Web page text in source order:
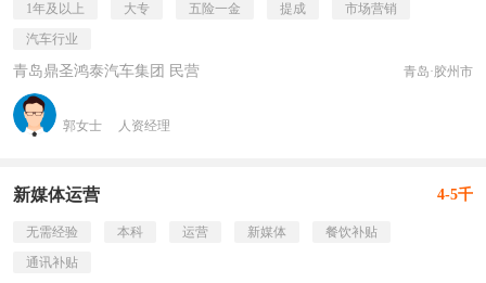
1年及以上 大专 五险一金 提成
市场营销
汽车行业
青岛鼎圣鸿泰汽车集团 民营 青岛·胶州市
郭女士 人资经理
新媒体运营 4-5千
无需经验 本科 运营 新媒体
餐饮补贴
通讯补贴